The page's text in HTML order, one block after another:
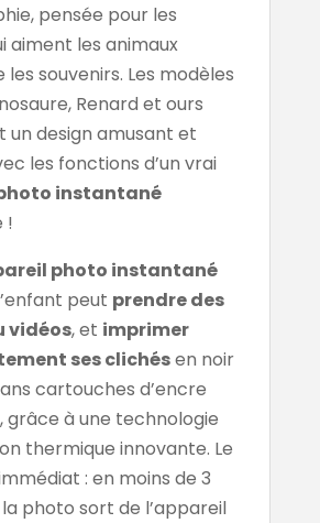
pensée pour les
aiment les animaux
souvenirs. Les modèles
Renard et ours
un design amusant et
les fonctions d’un vrai
instantané
!
photo instantané
peut prendre des
vidéos, et imprimer
ses clichésen noir
cartouches d’encre
grâce à une technologie
thermique innovante. Le
: en moins de 3
photo sort de l’appareil